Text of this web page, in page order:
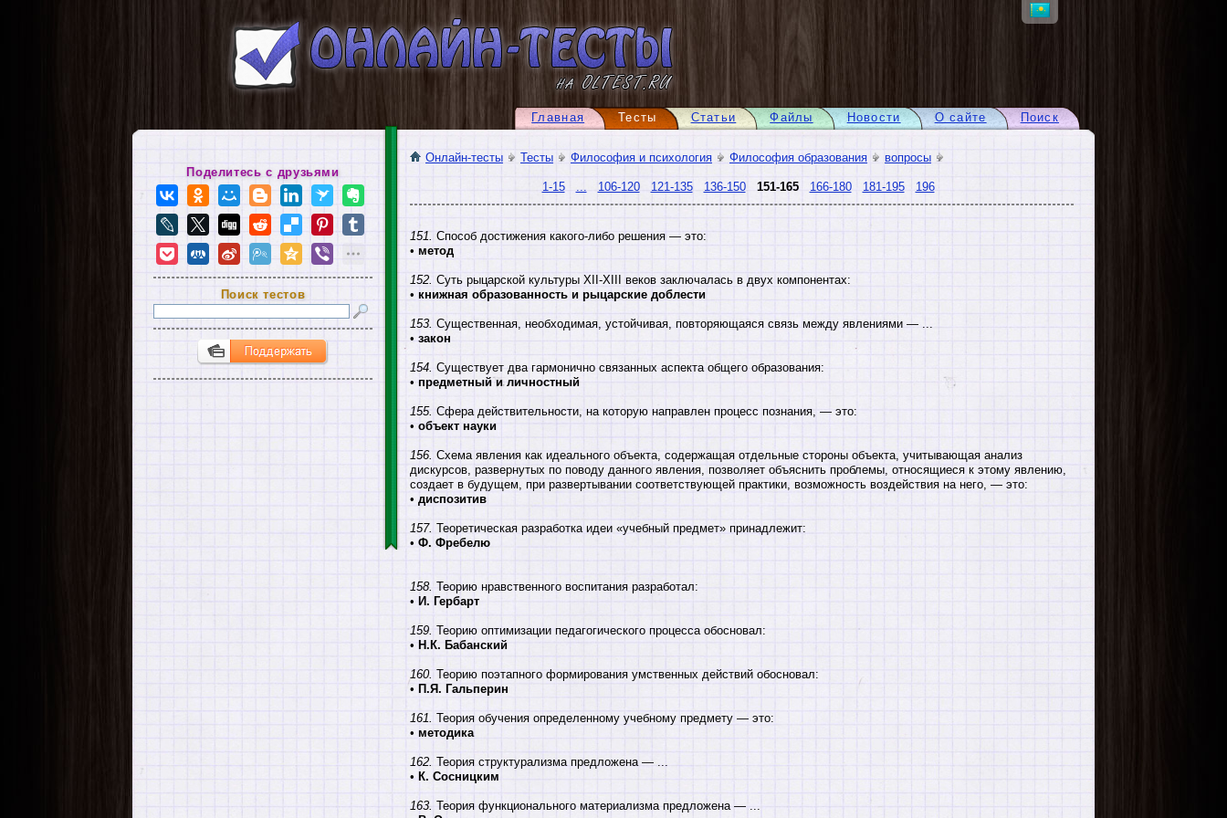
Поиск
О сайте
Новости
Файлы
Статьи
Тесты
Главная
Онлайн-тесты Тесты Философия и психология Философия образования вопросы
1-15 106-120 121-135 136-150 151-165 166-180 181-195 196
151. Способ достижения какого-либо решения — это:
• метод
152. Суть рыцарской культуры XII-XIII веков заключалась в двух компонентах:
• книжная образованность и рыцарские доблести
153. Существенная, необходимая, устойчивая, повторяющаяся связь между явлениями — ...
• закон
154. Существует два гармонично связанных аспекта общего образования:
• предметный и личностный
155. Сфера действительности, на которую направлен процесс познания, — это:
• объект науки
156. Схема явления как идеального объекта, содержащая отдельные стороны объекта, учитывающая анализ
дискурсов, развернутых по поводу данного явления, позволяет объяснить проблемы, относящиеся к этому явлению,
создает в будущем, при развертывании соответствующей практики, возможность воздействия на него, — это:
• диспозитив
157. Теоретическая разработка идеи «учебный предмет» принадлежит:
• Ф. Фребелю
158. Теорию нравственного воспитания разработал:
• И. Гербарт
159. Теорию оптимизации педагогического процесса обосновал:
• Н.К. Бабанский
160. Теорию поэтапного формирования умственных действий обосновал:
• П.Я. Гальперин
161. Теория обучения определенному учебному предмету — это:
• методика
162. Теория структурализма предложена — ...
• К. Сосницким
163. Теория функционального материализма предложена — ...
Поделитесь с друзьями
Поиск тестов